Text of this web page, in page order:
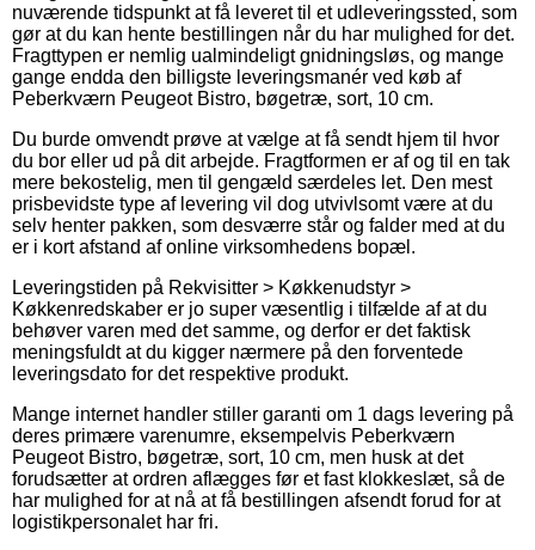
nuværende tidspunkt at få leveret til et udleveringssted, som
gør at du kan hente bestillingen når du har mulighed for det.
Fragttypen er nemlig ualmindeligt gnidningsløs, og mange
gange endda den billigste leveringsmanér ved køb af
Peberkværn Peugeot Bistro, bøgetræ, sort, 10 cm.
Du burde omvendt prøve at vælge at få sendt hjem til hvor
du bor eller ud på dit arbejde. Fragtformen er af og til en tak
mere bekostelig, men til gengæld særdeles let. Den mest
prisbevidste type af levering vil dog utvivlsomt være at du
selv henter pakken, som desværre står og falder med at du
er i kort afstand af online virksomhedens bopæl.
Leveringstiden på Rekvisitter > Køkkenudstyr >
Køkkenredskaber er jo super væsentlig i tilfælde af at du
behøver varen med det samme, og derfor er det faktisk
meningsfuldt at du kigger nærmere på den forventede
leveringsdato for det respektive produkt.
Mange internet handler stiller garanti om 1 dags levering på
deres primære varenumre, eksempelvis Peberkværn
Peugeot Bistro, bøgetræ, sort, 10 cm, men husk at det
forudsætter at ordren aflægges før et fast klokkeslæt, så de
har mulighed for at nå at få bestillingen afsendt forud for at
logistikpersonalet har fri.